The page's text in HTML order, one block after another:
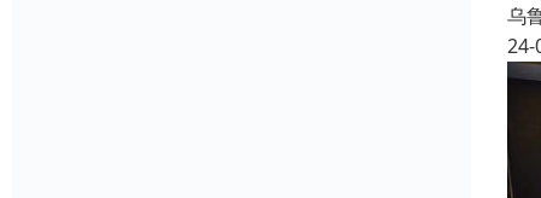
乌
24-